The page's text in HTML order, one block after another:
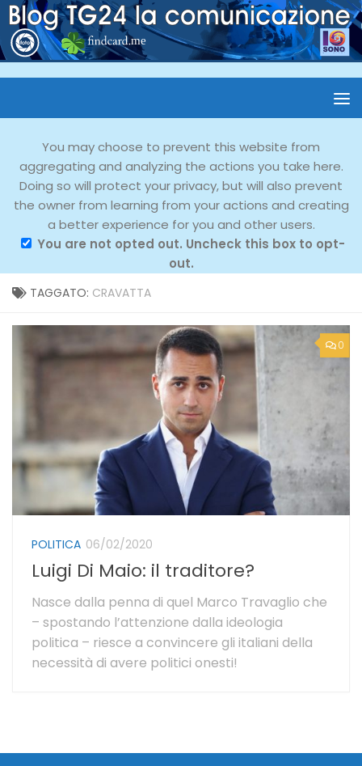
You may choose to prevent this website from
aggregating and analyzing the actions you take here.
Doing so will protect your privacy, but will also prevent
the owner from learning from your actions and creating
a better experience for you and other users.
You are not opted out. Uncheck this box to opt-
out.
TAGGATO: CRAVATTA
0
POLITICA 06/02/2020
Luigi Di Maio: il traditore?
Nasce dalla penna di quel Marco Travaglio che
– spostando l’attenzione dalla ideologia
politica – riesce a convincere gli italiani della
necessità di avere politici onesti!